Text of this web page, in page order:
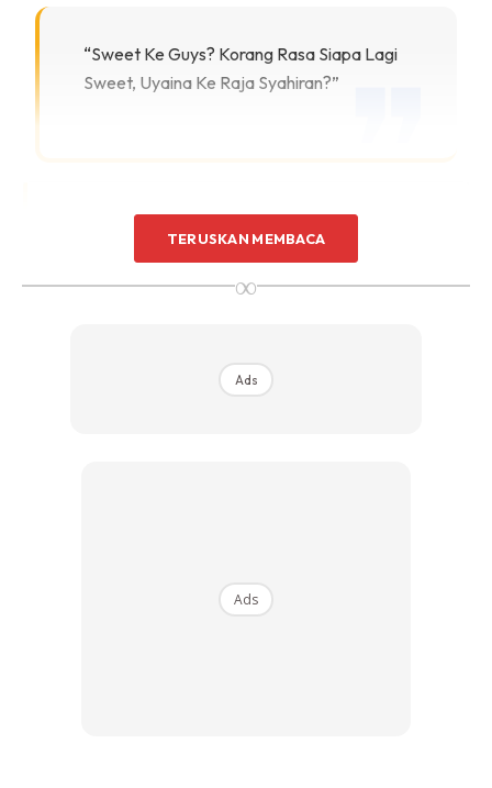
“Sweet Ke Guys? Korang Rasa Siapa Lagi
Sweet, Uyaina Ke Raja Syahiran?”
TERUSKAN MEMBACA
∞
Ads
Ads